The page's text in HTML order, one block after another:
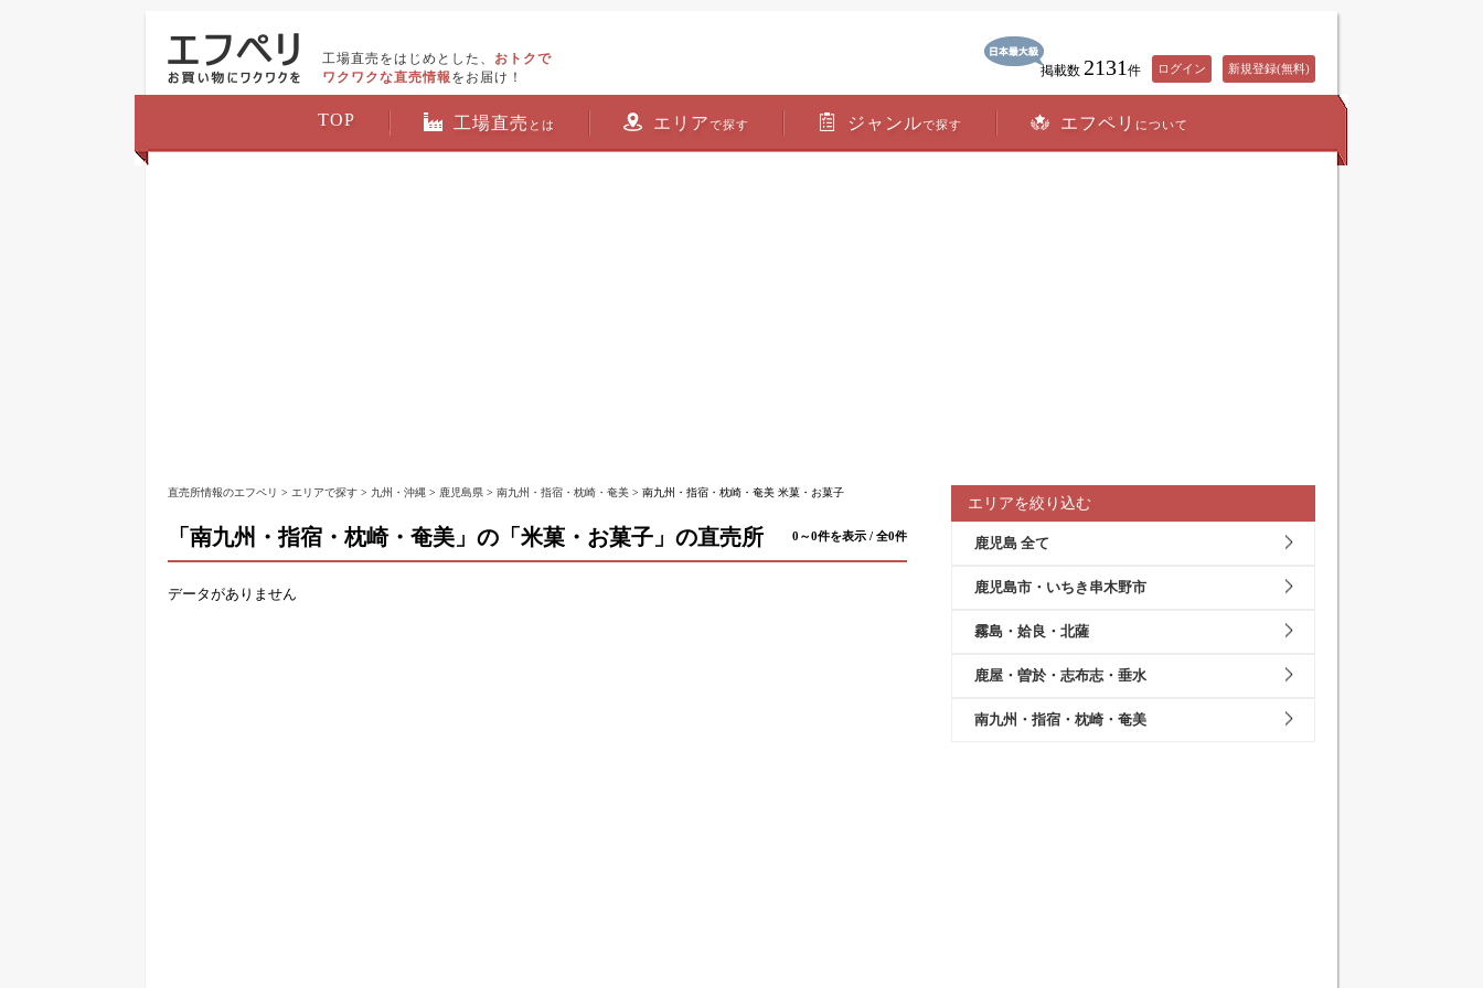
工場直売をはじめとした、 おトクで
ワクワクな直売情報 をお届け！ 掲載数 2131 件 ログイン 新規登録(無料)
TOP 工場直売 とは エリアで探す ジャンルで探す エフペリ について
直売所情報のエフペリ > エリアで探す > 九州・沖縄 > 鹿児島県 > 南九州・指宿・枕崎・奄美 > 南九州・指宿・枕崎・奄美 米菓・お菓子
「南九州・指宿・枕崎・奄美」の「米菓・お菓子」の直売所 0～0件を表示 / 全0件
データがありません
エリアを絞り込む
鹿児島 全て
鹿児島市・いちき串木野市
霧島・姶良・北薩
鹿屋・曽於・志布志・垂水
南九州・指宿・枕崎・奄美